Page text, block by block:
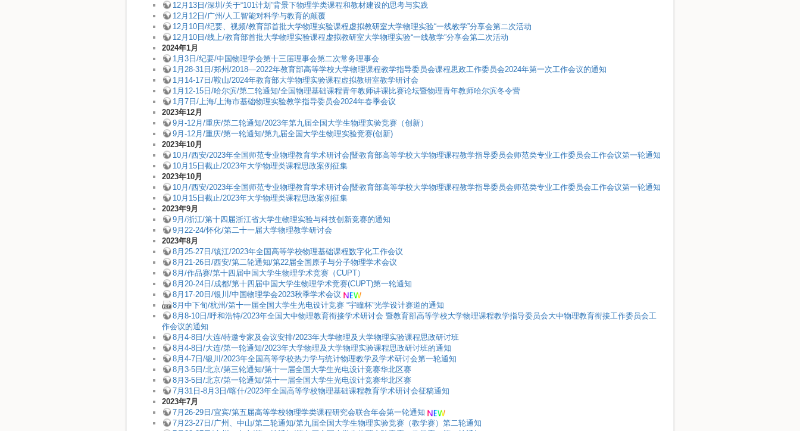
12月13日/深圳/关于“101计划”背景下物理学类课程和教材建设的思考与实践
12月12日/广州/人工智能对科学与教育的颠覆
12月10日/纪要、视频/教育部首批大学物理实验课程虚拟教研室大学物理实验“一线教学”分享会第二次活动
12月10日/线上/教育部首批大学物理实验课程虚拟教研室大学物理实验“一线教学”分享会第二次活动
2024年1月
1月3日/纪要/中国物理学会第十三届理事会第二次常务理事会
1月28-31日/郑州/2018—2022年教育部高等学校大学物理课程教学指导委员会课程思政工作委员会2024年第一次工作会议的通知
1月14-17日/鞍山/2024年教育部大学物理实验课程虚拟教研室教学研讨会
1月12-15日/哈尔滨/第二轮通知/全国物理基础课程青年教师讲课比赛论坛暨物理青年教师哈尔滨冬令营
1月7日/上海/上海市基础物理实验教学指导委员会2024年春季会议
2023年12月
9月-12月/重庆/第二轮通知/2023年第九届全国大学生物理实验竞赛（创新）
9月-12月/重庆/第一轮通知/第九届全国大学生物理实验竞赛(创新)
2023年10月
10月/西安/2023年全国师范专业物理教育学术研讨会|暨教育部高等学校大学物理课程教学指导委员会师范类专业工作委员会工作会议第一轮通知
10月15日截止/2023年大学物理类课程思政案例征集
2023年10月
10月/西安/2023年全国师范专业物理教育学术研讨会|暨教育部高等学校大学物理课程教学指导委员会师范类专业工作委员会工作会议第一轮通知
10月15日截止/2023年大学物理类课程思政案例征集
2023年9月
9月/浙江/第十四届浙江省大学生物理实验与科技创新竞赛的通知
9月22-24/怀化/第二十一届大学物理教学研讨会
2023年8月
8月25-27日/镇江/2023年全国高等学校物理基础课程数字化工作会议
8月21-26日/西安/第二轮通知/第22届全国原子与分子物理学术会议
8月/作品赛/第十四届中国大学生物理学术竞赛（CUPT）
8月20-24日/成都/第十四届中国大学生物理学术竞赛(CUPT)第一轮通知
8月17-20日/银川/中国物理学会2023秋季学术会议
8月中下旬/杭州/第十一届全国大学生光电设计竞赛 “宇瞳杯”光学设计赛道的通知
8月8-10日/呼和浩特/2023年全国大中物理教育衔接学术研讨会 暨教育部高等学校大学物理课程教学指导委员会大中物理教育衔接工作委员会工
作会议的通知
8月4-8日/大连/特邀专家及会议安排/2023年大学物理及大学物理实验课程思政研讨班
8月4-8日/大连/第一轮通知/2023年大学物理及大学物理实验课程思政研讨班的通知
8月4-7日/银川/2023年全国高等学校热力学与统计物理教学及学术研讨会第一轮通知
8月3-5日/北京/第三轮通知/第十一届全国大学生光电设计竞赛华北区赛
8月3-5日/北京/第一轮通知/第十一届全国大学生光电设计竞赛华北区赛
7月31日-8月3日/喀什/2023年全国高等学校物理基础课程教育学术研讨会征稿通知
2023年7月
7月26-29日/宜宾/第五届高等学校物理学类课程研究会联合年会第一轮通知
7月23-27日/广州、中山/第二轮通知/第九届全国大学生物理实验竞赛（教学赛）第二轮通知